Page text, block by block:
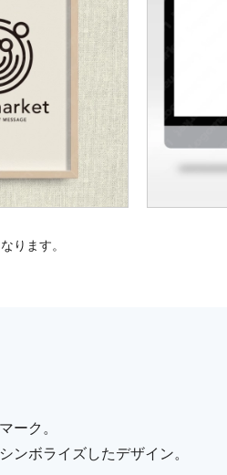
ります。
ーク。
ボライズしたデザイン。